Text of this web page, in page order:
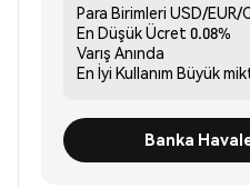
Para Birimleri USD/EUR/
En Düşük Ücret 0.08%
Varış Anında
En İyi Kullanım Büyük
Banka